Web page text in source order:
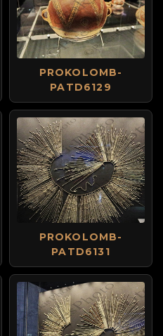
PROKOLOMB-
PATD6129
PROKOLOMB-
PATD6131